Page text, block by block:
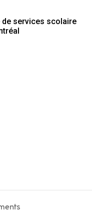
de services scolaire